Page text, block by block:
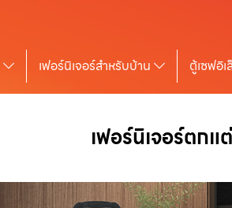
เฟอร์นิเจอร์สำหรับบ้าน ตู้เซฟอิ
เฟอร์นิเจอร์ตกแ